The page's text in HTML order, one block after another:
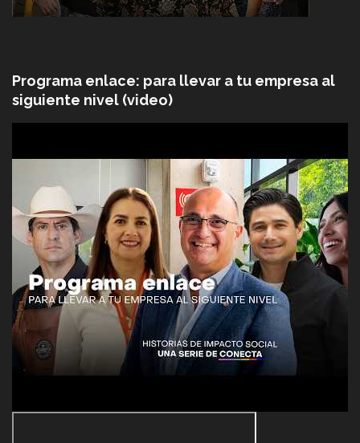
Programa enlace: para llevar a tu empresa al
siguiente nivel (video)